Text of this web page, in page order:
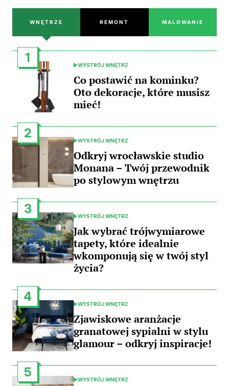
WNĘTRZE REMONT MALOWANIE
1
POSTED
IN
WYSTRÓJ WNĘTRZ
Co postawić na kominku?
Oto dekoracje, które musisz
mieć!
2
POSTED
IN
WYSTRÓJ WNĘTRZ
Odkryj wrocławskie studio
Monana – Twój przewodnik
po stylowym wnętrzu
3
POSTED
IN
WYSTRÓJ WNĘTRZ
Jak wybrać trójwymiarowe
tapety, które idealnie
wkomponują się w twój styl
życia?
4
POSTED
IN
WYSTRÓJ WNĘTRZ
Zjawiskowe aranżacje
granatowej sypialni w stylu
glamour – odkryj inspiracje!
5
POSTED
WYSTRÓJ WNĘTRZ